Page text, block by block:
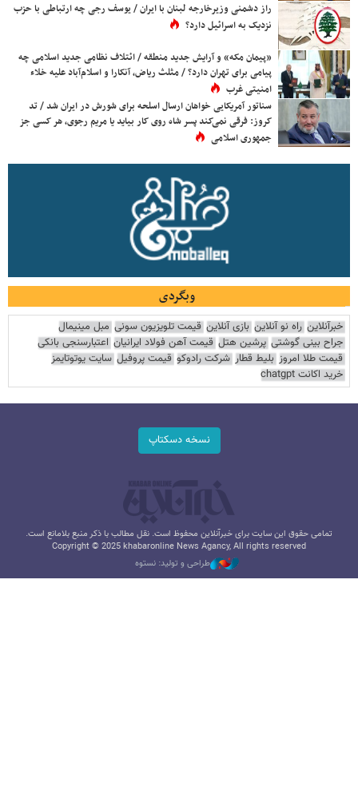
راز دشمنی وزیرخارجه لبنان با ایران / یوسف رجی چه ارتباطی با حزب
نزدیک به اسرائیل دارد؟
«پیمان مکه» و آرایش جدید منطقه / ائتلاف نظامی جدید اسلامی چه
پیامی برای تهران دارد؟ / مثلث ریاض، آنکارا و اسلام‌آباد علیه خلاء
امنیتی غرب
سناتور آمریکایی خواهان ارسال اسلحه برای شورش در ایران شد / تد
کروز: فرقی نمی‌کند پسر شاه روی کار بیاید یا مریم رجوی، هر کسی جز
جمهوری اسلامی
وبگردی
خبرآنلاین راه نو آنلاین بازی آنلاین قیمت تلویزیون سونی مبل مینیمال
جراح بینی گوشتی پرشین هتل قیمت آهن فولاد ایرانیان اعتبارسنجی بانکی
قیمت طلا امروز بلیط قطار شرکت رادوکو قیمت پروفیل سایت یوتوتایمز
خرید اکانت chatgpt
نسخه دسکتاپ
تمامی حقوق این سایت برای خبرآنلاین محفوظ است. نقل مطالب با ذکر منبع بلامانع است.
Copyright © 2025 khabaronline News Agancy, All rights reserved
طراحی و تولید: نستوه